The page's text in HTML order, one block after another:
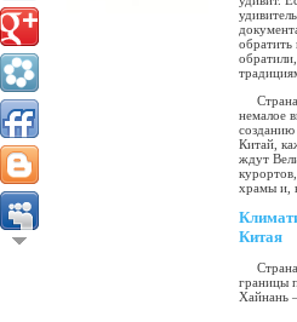
немалое
Китай,
ждут
храмы и,
Китая
границы
Хайнань